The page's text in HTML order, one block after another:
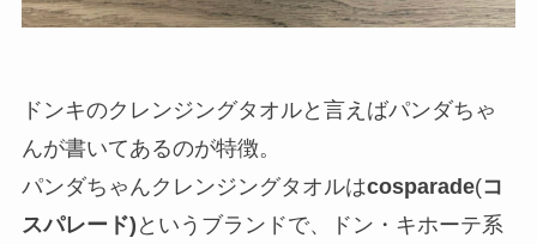
ドンキのクレンジングタオルと言えばパンダちゃ
んが書いてあるのが特徴。
パンダちゃんクレンジングタオルはcosparade(コ
スパレード) というブランドで、ドン・キホーテ系